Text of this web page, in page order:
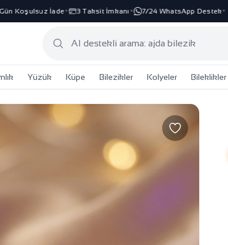
İade✦ 3 Taksit İmkanı✦ 7/24 WhatsApp Destek✦
Yüzük Küpe Bilezikler Kolyeler Bileklikler